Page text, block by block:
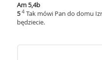
Am 5,4b
5 4 Tak mówi Pan do domu
będziecie.